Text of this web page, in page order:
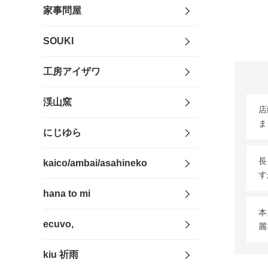
家事問屋
SOUKI
工房アイザワ
渓山窯
にじゆら
kaico/ambai/asahineko
hana to mi
ecuvo,
kiu 祈雨